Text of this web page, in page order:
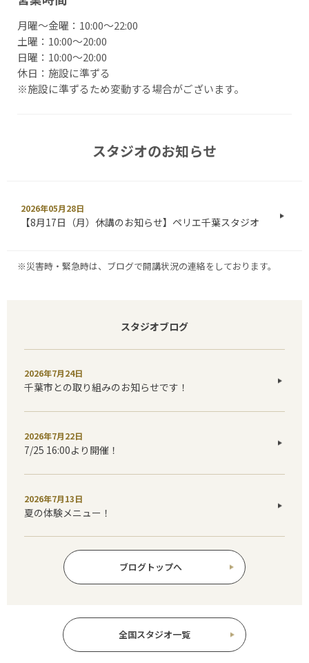
月曜〜金曜：10:00～22:00
土曜：10:00～20:00
日曜：10:00～20:00
休日：施設に準ずる
※施設に準ずるため変動する場合がございます。
スタジオのお知らせ
2026年05月28日
【8月17日（月）休講のお知らせ】ペリエ千葉スタジオ
※災害時・緊急時は、ブログで開講状況の連絡をしております。
スタジオブログ
2026年7月24日
千葉市との取り組みのお知らせです！
2026年7月22日
7/25 16:00より開催！
2026年7月13日
夏の体験メニュー！
ブログトップへ
全国スタジオ一覧